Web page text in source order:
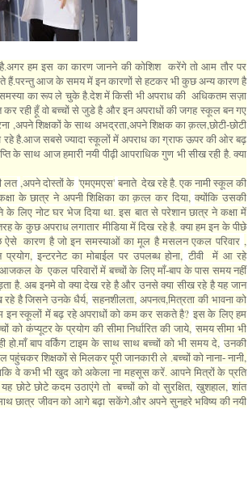
है.अगर हम इस का कारण जानने की कोशिश करेंगे तो आम तौर पर
हैं.परन्तु आज के समय में इन कारणों से हटकर भी कुछ अन्य कारण है
समस्या का रूप ले चुके है.देश में किसी भी अपराध की अधिकतम सज़ा
कर रही हूँ वो बच्चों से जुडे है और इन अपराधों की जगह स्कूल बन गए
,अपने शिक्षकों के साथ अभद्रता,अपने शिक्षक का क़त्ल,छोटी-छोटी
रहे है.आज सबसे ज्यादा स्कूलों में अपराध का ग्राफ ऊपर की ओर बढ़
के साथ आज हमारी नयी पीढ़ी आपराधिक गुण भी सीख रही है. क्या
लत ,अपने दोस्तों के 'एमएमएस' बनाते देख रहे है. एक नामी स्कूल की
के छात्र ने अपनी शिक्षिका का क़त्ल कर दिया, क्योंकि उसकी
लिए नोट घर भेज दिया था. इस बात से परेशान छात्र ने कक्षा में
के कुछ अपराध लगातार मीडिया में दिख रहे है. क्या हम इन के पीछे
ऐसे कारण है जो इन समस्याओं का मूल है मसलन एकल परिवार ,
, इन्टरनेट का मोबाईल पर उपलब्ध होना, टीवी में आ रहे
के एकल परिवारों में बच्चों के लिए माँ-बाप के पास समय नहीं
है. अब इनमे वो क्या देख रहे है और उनसे क्या सीख रहे है यह जान
रहे है जिसने उनके धैर्य, सहनशीलता, अपनत्व,मित्रता की भावना को
इन स्कूलों में बढ़ रहे अपराधों को कम कर सकते है? इस के लिए हम
को कंप्यूटर के प्रयोग की सीमा निर्धारित की जाये, समय सीमा भी
हो.माँ बाप वर्किंग टाइम के साथ साथ बच्चों को भी समय दे, उनकी
पहुंचकर शिक्षकों से मिलकर पूरी जानकारी ले .बच्चों को नाना- नानी,
वे कभी भी खुद को अकेला ना महसूस करें. आपने मित्रों के प्रति
यह छोटे छोटे कदम उठाएंगे तो बच्चों को वो सुरक्षित, खुशहाल, शांत
छात्र जीवन को आगे बढ़ा सकेंगे.और अपने सुनहरे भविष्य की नयी